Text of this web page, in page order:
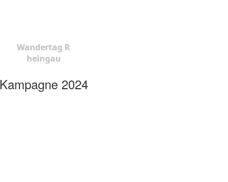
Wandertag R
heingau
Kampagne 2024